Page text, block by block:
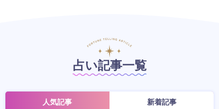
占い記事一覧
人気記事 新着記事